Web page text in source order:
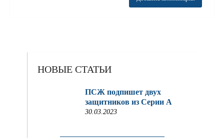
НОВЫЕ СТАТЬИ
ПСЖ подпишет двух
защитников из Серии A
30.03.2023